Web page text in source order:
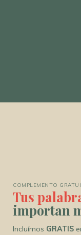
COMPLEMENTO
Tus
importan
Incluímos GRATIS